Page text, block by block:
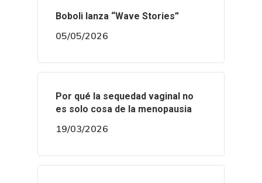
Boboli lanza “Wave Stories”
05/05/2026
Por qué la sequedad vaginal no
es solo cosa de la menopausia
19/03/2026